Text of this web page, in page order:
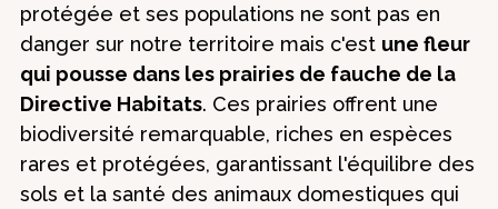
protégée et ses populations ne sont pas en
danger sur notre territoire mais c'est une fleur
qui pousse dans les prairies de fauche de la
Directive Habitats. Ces prairies offrent une
biodiversité remarquable, riches en espèces
rares et protégées, garantissant l'équilibre des
sols et la santé des animaux domestiques qui